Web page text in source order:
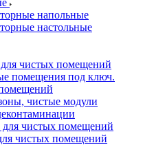
напольные
настольные
чистых помещений
помещения под ключ.
чистые модули
чистых помещений
чистых помещений